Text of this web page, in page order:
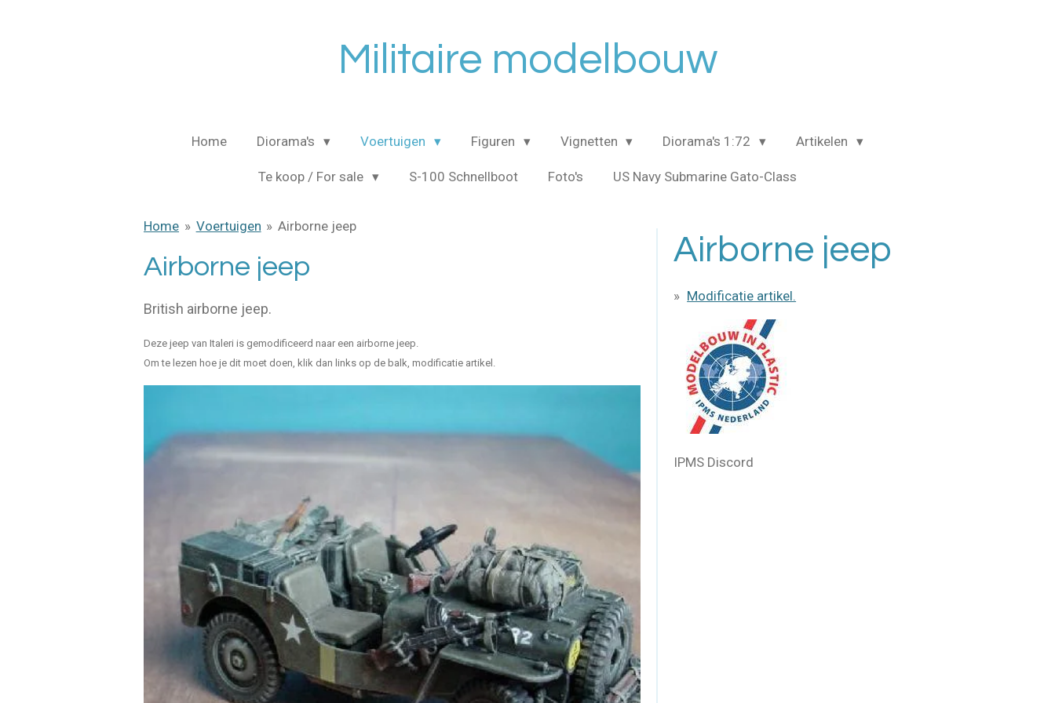
Militaire modelbouw
Home Diorama's Voertuigen Figuren Vignetten Diorama's 1:72 Artikelen
Te koop / For sale S-100 Schnellboot Foto's US Navy Submarine Gato-Class
Home » Voertuigen » Airborne jeep
Airborne jeep
British airborne jeep.
Deze jeep van Italeri is gemodificeerd naar een airborne jeep.
Om te lezen hoe je dit moet doen, klik dan links op de balk, modificatie artikel.
Airborne jeep
Modificatie artikel.
IPMS Discord